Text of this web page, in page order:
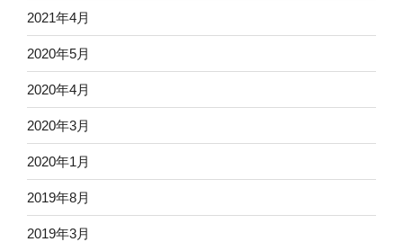
2021年4月
2020年5月
2020年4月
2020年3月
2020年1月
2019年8月
2019年3月